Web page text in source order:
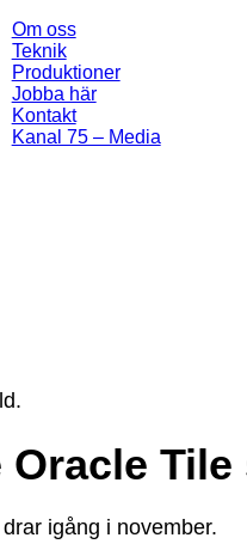
Om oss
Teknik
Produktioner
Jobba här
Kontakt
Kanal 75 – Media
igång i november.